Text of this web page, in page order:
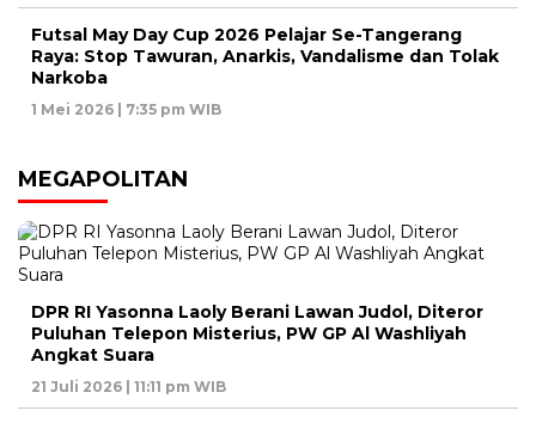
Futsal May Day Cup 2026 Pelajar Se-Tangerang
Raya: Stop Tawuran, Anarkis, Vandalisme dan Tolak
Narkoba
1 Mei 2026 | 7:35 pm WIB
MEGAPOLITAN
DPR RI Yasonna Laoly Berani Lawan Judol, Diteror
Puluhan Telepon Misterius, PW GP Al Washliyah
Angkat Suara
21 Juli 2026 | 11:11 pm WIB